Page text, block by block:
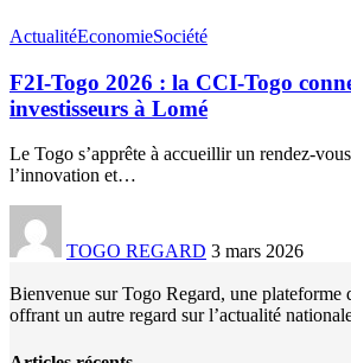
ActualitéEconomieSociété
F2I-Togo 2026 : la CCI-Togo
investisseurs à Lomé
Le Togo s’apprête à accueillir un rendez-
l’innovation et…
TOGO REGARD 3 mars 2026
Bienvenue sur Togo Regard, une plateforme
offrant un autre regard sur l’actualité